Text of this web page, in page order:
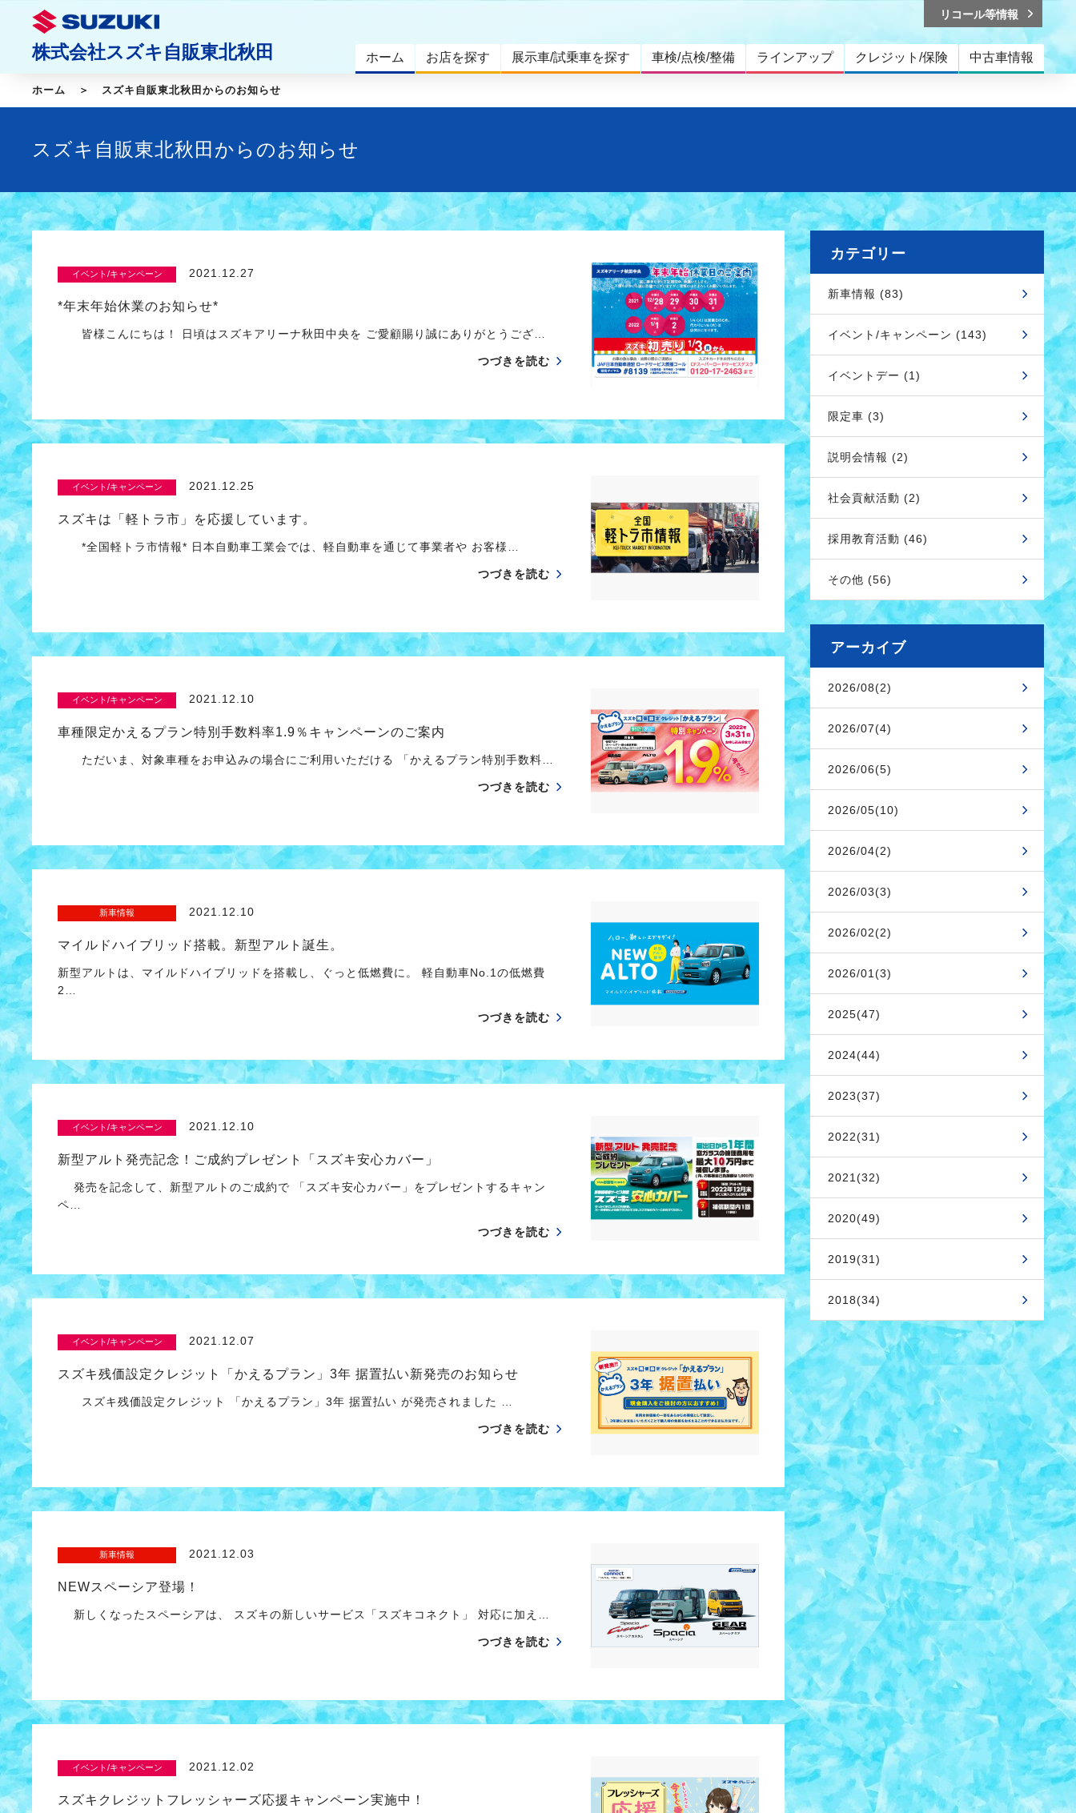
株式会社スズキ自販東北秋田 ホーム お店を探す 展示車/試乗車を探す 車検/点検/整備 ラインアップ クレジット/保険 中古車情報
リコール等情報
ホーム スズキ自販東北秋田からのお知らせ
スズキ自販東北秋田からのお知らせ
イベント/キャンペーン 2021.12.27
*年末年始休業のお知らせ*
皆様こんにちは！ 日頃はスズキアリーナ秋田中央を ご愛顧賜り誠にありがとうござ…
つづきを読む
イベント/キャンペーン 2021.12.25
スズキは「軽トラ市」を応援しています。
*全国軽トラ市情報* 日本自動車工業会では、軽自動車を通じて事業者や お客様…
つづきを読む
イベント/キャンペーン 2021.12.10
車種限定かえるプラン特別手数料率1.9％キャンペーンのご案内
ただいま、対象車種をお申込みの場合にご利用いただける 「かえるプラン特別手数料…
つづきを読む
新車情報 2021.12.10
マイルドハイブリッド搭載。新型アルト誕生。
新型アルトは、マイルドハイブリッドを搭載し、ぐっと低燃費に。 軽自動車No.1の低燃費
2…
つづきを読む
イベント/キャンペーン 2021.12.10
新型アルト発売記念！ご成約プレゼント「スズキ安心カバー」
発売を記念して、新型アルトのご成約で 「スズキ安心カバー」をプレゼントするキャン
ペ…
つづきを読む
イベント/キャンペーン 2021.12.07
スズキ残価設定クレジット「かえるプラン」3年 据置払い新発売のお知らせ
スズキ残価設定クレジット 「かえるプラン」3年 据置払い が発売されました …
つづきを読む
新車情報 2021.12.03
NEWスペーシア登場！
新しくなったスペーシアは、 スズキの新しいサービス「スズキコネクト」 対応に加え…
つづきを読む
イベント/キャンペーン 2021.12.02
スズキクレジットフレッシャーズ応援キャンペーン実施中！
カテゴリー
新車情報 (83)
イベント/キャンペーン (143)
イベントデー (1)
限定車 (3)
説明会情報 (2)
社会貢献活動 (2)
採用教育活動 (46)
その他 (56)
アーカイブ
2026/08(2)
2026/07(4)
2026/06(5)
2026/05(10)
2026/04(2)
2026/03(3)
2026/02(2)
2026/01(3)
2025(47)
2024(44)
2023(37)
2022(31)
2021(32)
2020(49)
2019(31)
2018(34)